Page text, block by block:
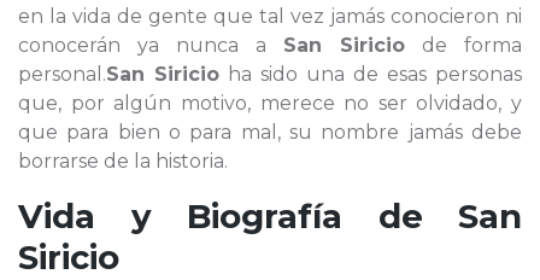
en la vida de gente que tal vez jamás conocieron ni
conocerán ya nunca a San Siricio de forma
personal.San Siricio ha sido una de esas personas
que, por algún motivo, merece no ser olvidado, y
que para bien o para mal, su nombre jamás debe
borrarse de la historia.
Vida y Biografía de San
Siricio